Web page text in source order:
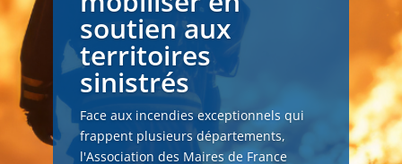
soutien aux
territoires
sinistrés
Face aux incendies exceptionnels qui
frappent plusieurs départements,
l'Association des Maires de France